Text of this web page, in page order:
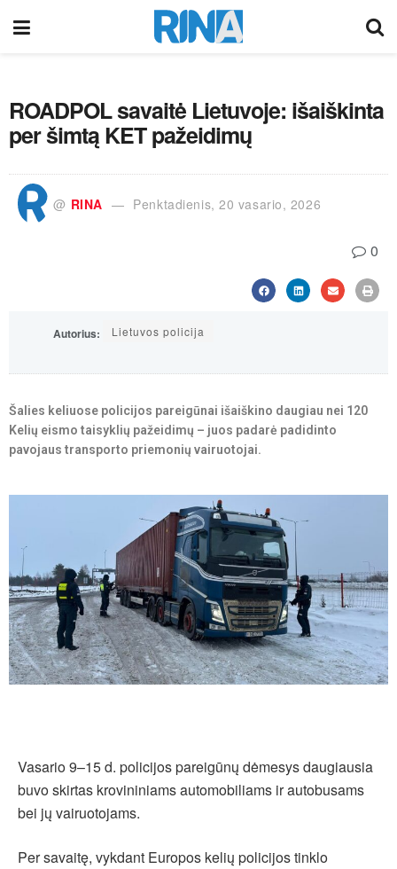
ROADPOL savaitė Lietuvoje: išaiškinta
per šimtą KET pažeidimų
@ RINA Penktadienis, 20 vasario, 2026
0
Autorius: Lietuvos policija
Šalies keliuose policijos pareigūnai išaiškino daugiau nei 120
Kelių eismo taisyklių pažeidimų – juos padarė padidinto
pavojaus transporto priemonių vairuotojai.
Vasario 9–15 d. policijos pareigūnų dėmesys daugiausia
buvo skirtas krovininiams automobiliams ir autobusams
bei jų vairuotojams.
Per savaitę, vykdant Europos kelių policijos tinklo